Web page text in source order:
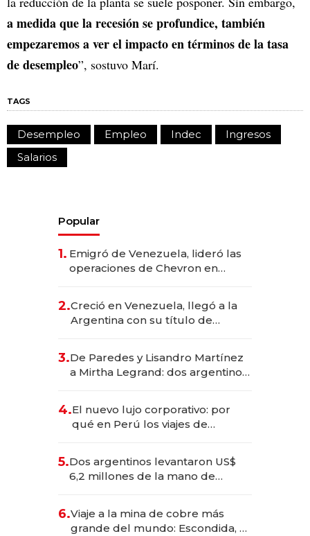
a medida que la recesión se profundice, también
empezaremos a ver el impacto en términos de la tasa
de desempleo”, sostuvo Marí.
TAGS
Desempleo Empleo Indec
Ingresos
Salarios
Popular
1. Emigró de Venezuela, lideró las
operaciones de Chevron en
2.Creció en Venezuela, llegó a la
Argentina con su título de
las marcas "fast premium"
3.De Paredes y Lisandro Martínez
a Mirtha Legrand: dos argentinos
4.El nuevo lujo corporativo: por
qué en Perú los viajes de
para convertirse en experiencias
transformadoras
5.Dos argentinos levantaron US$
6,2 millones de la mano de
6.Viaje a la mina de cobre más
grande del mundo: Escondida, el